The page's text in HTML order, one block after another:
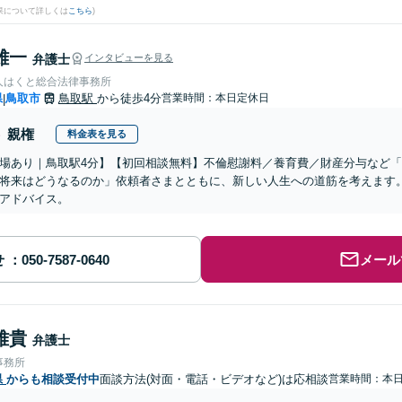
について詳しくは こちら)
一 弁護士 インタビューを見る
はくと総合法律事務所
|鳥取市 鳥取駅 から徒歩4分営業時間：本日定休日
親権 料金表を見る
あり｜鳥取駅4分】【初回相談無料】不倫慰謝料／養育費／財産分与など
来はどうなるのか」依頼者さまとともに、新しい人生への道筋を考えま
ドバイス。
メー
貴 弁護士
務所
からも相談受付中面談方法(対面・電話・ビデオなど)は応相談営業時間：本